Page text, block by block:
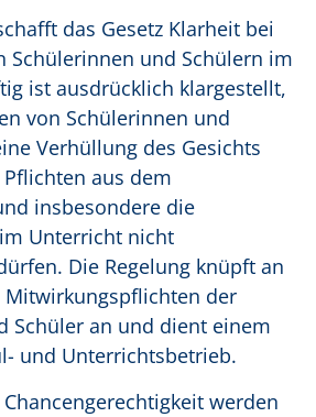
das Gesetz Klarheit bei
Schülerinnen und Schülern im
ist ausdrücklich klargestellt,
von Schülerinnen und
Verhüllung des Gesichts
aus dem
insbesondere die
Unterricht nicht
Die Regelung knüpft an
Mitwirkungspflichten der
Schüler an und dient einem
und Unterrichtsbetrieb.
werden